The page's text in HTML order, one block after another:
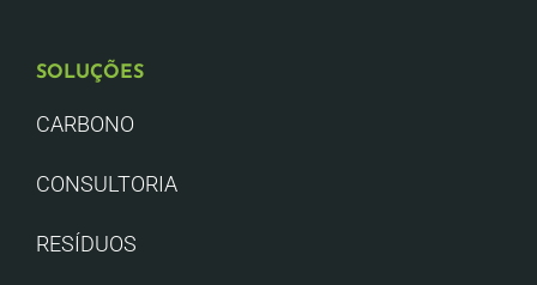
SOLUÇÕES
CARBONO
CONSULTORIA
RESÍDUOS